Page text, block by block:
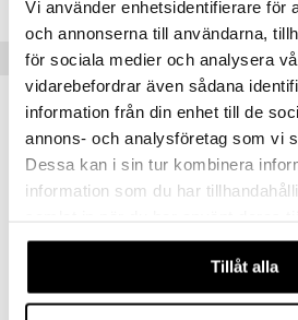
Vi använder enhetsidentifierare för
och annonserna till användarna,
för sociala medier och analysera
vidarebefordrar även sådana
information från din enhet till de
annons- och analysföretag som vi
Dessa kan i sin tur kombinera
information som du har
våra cookies vid fortsatt
Tillåt alla
Suositut
& Ihonpuhdistus